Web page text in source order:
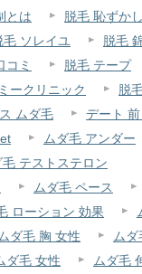
とは 脱毛 恥ずか
毛 ソレイユ 脱毛
コミ 脱毛 テープ
ークリニック 脱
ムダ毛
デート
ムダ毛 アンダー
毛 テストステロン
ムダ毛 ペース
ローション 効果
ムダ毛 胸 女性 ム
ダ毛 女性
ムダ毛